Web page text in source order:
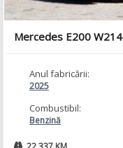
Mercedes E200 W214
Anul fabricării:
2025
Combustibil:
Benzină